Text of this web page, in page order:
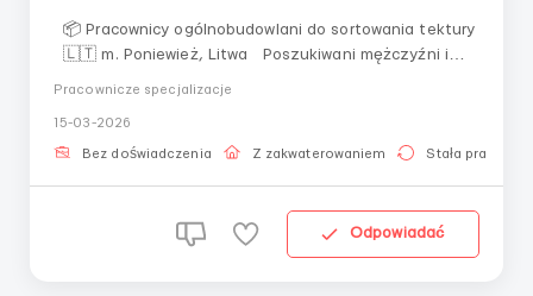
📦 Pracownicy ogólnobudowlani do sortowania tektury
🇱🇹 m. Poniewież, Litwa Poszukiwani mężczyźni i
Pracownicze specjalizacje
15-03-2026
Bez doświadczenia Z zakwaterowaniem Stała praca
Odpowiadać